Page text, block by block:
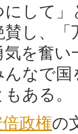
して
し、
を奮
なで
ある。
政権の